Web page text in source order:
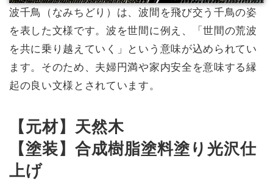
波千鳥（なみちどり）は、波間を飛び交う千鳥の姿
を表した文様です。波を世間に例え、「世間の荒波
を共に乗り越えていく」という意味が込められてい
ます。そのため、夫婦円満や家内安全を意味する縁
起の良い文様とされています。
【元材】天然木
【塗装】合成樹脂塗料塗り光沢仕
上げ